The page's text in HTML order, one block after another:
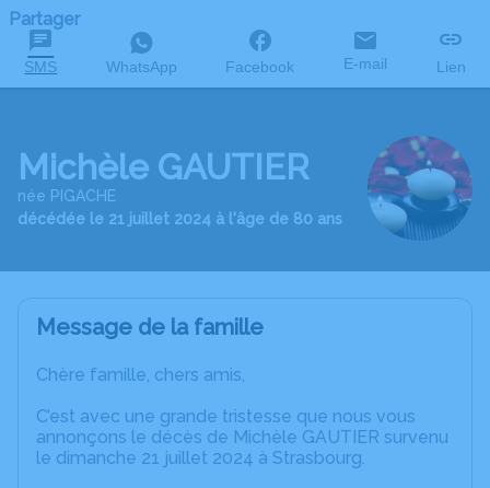
Partager
SMS WhatsApp Facebook E-mail Lien
Michèle GAUTIER
née PIGACHE
décédée le 21 juillet 2024 à l'âge de 80 ans
Message de la famille
Chère famille, chers amis,
C’est avec une grande tristesse que nous vous
annonçons le décès de Michèle GAUTIER survenu
le dimanche 21 juillet 2024 à Strasbourg.